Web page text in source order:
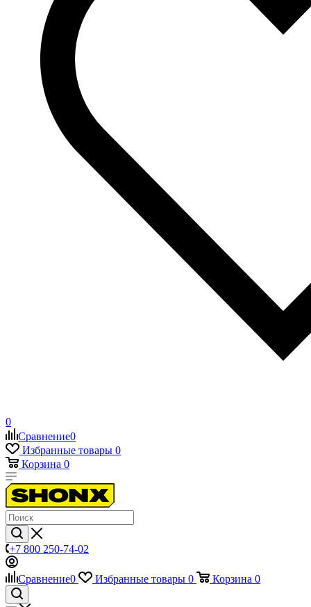
0
Сравнение0
Избранные товары 0
Корзина 0
+7 800 250-74-02
Сравнение0 Избранные товары 0 Корзина 0